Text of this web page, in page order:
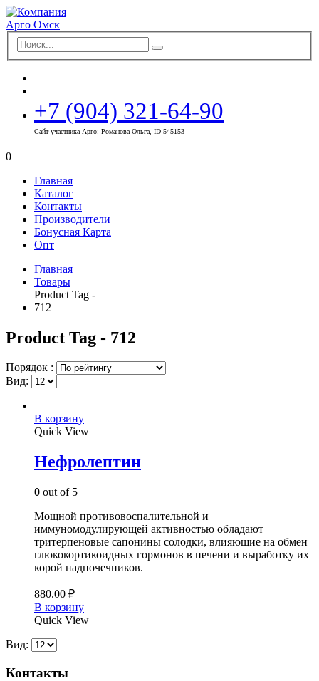
+7 (904) 321-64-90
Сайт участника Арго: Романова Ольга, ID 545153
0
Главная
Каталог
Контакты
Производители
Бонусная Карта
Опт
Главная
Товары
Product Tag -
712
Product Tag - 712
Порядок :
Вид:
В корзину
Quick View
Нефролептин
0 out of 5
Мощной противовоспалительной и
иммуномодулирующей активностью обладают
тритерпеновые сапонины солодки, влияющие на обмен
глюкокортикоидных гормонов в печени и выработку их
корой надпочечников.
880.00 ₽
В корзину
Quick View
Вид:
Контакты